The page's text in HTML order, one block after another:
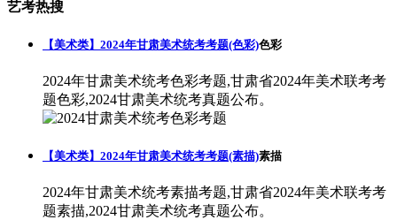
艺考热搜
【美术类】2024年甘肃美术统考考题(色彩)色彩
2024年甘肃美术统考色彩考题,甘肃省2024年美术联考考
题色彩,2024甘肃美术统考真题公布。
【美术类】2024年甘肃美术统考考题(素描)素描
2024年甘肃美术统考素描考题,甘肃省2024年美术联考考
题素描,2024甘肃美术统考真题公布。